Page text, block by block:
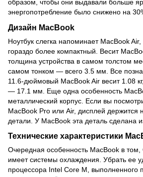
образом, чтобы они выдавали больше
энергопотребление было снижено на
Дизайн MacBook
Ноутбук слегка напоминает MacBook
гораздо более компактный. Весит
толщина устройства в самом толстом
самом тонком — всего 3.5 мм. Все
11.6-дюймовый MacBook Air весит 1.08
— 17.1 мм. Еще одна особенность
металлический корпус. Если вы
MacBook Pro или Air, дисплей держится
детали. У MacBook эта деталь сделана
Технические характеристики
Очередная особенность MacBook в том,
имеет системы охлаждения. Убрать ее
процессора Intel Core M, выполненного